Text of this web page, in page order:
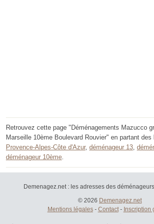
Retrouvez cette page "Déménagements Mazucco
Marseille 10ème Boulevard Rouvier" en partant des
Provence-Alpes-Côte d'Azur, déménageur 13
déménageur 10ème
Demenagez.net : les adresses des
© 2026 Demenagez.net
Mentions légales- Contact- Inscription